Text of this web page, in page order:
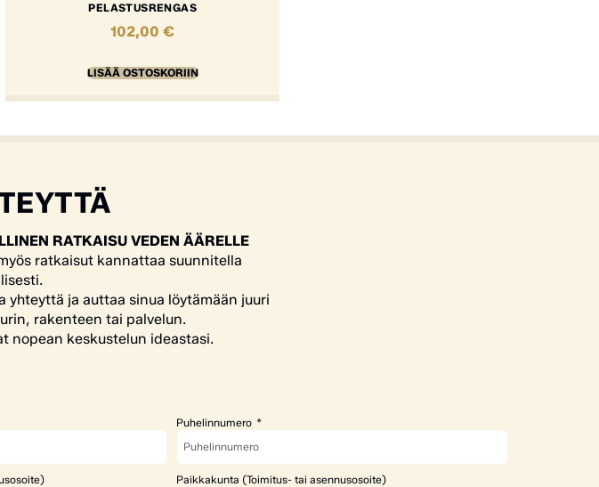
PELASTUSRENGAS
102,00€
LISÄÄ OSTOSKORIIN
RATKAISU VEDEN ÄÄRELLE
ratkaisut kannattaa suunnitella
yhteyttä ja auttaa sinua löytämään juuri
rakenteen tai palvelun.
nopean keskustelun ideastasi.
Puhelinnumero
Paikkakunta (Toimitus- tai asennusosoite)